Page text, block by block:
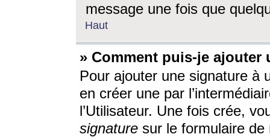
message une fois que
Haut
» Comment puis-je ajouter
Pour ajouter une signature à
en créer une par
l’Utilisateur. Une fois crée,
signature sur le formulaire de